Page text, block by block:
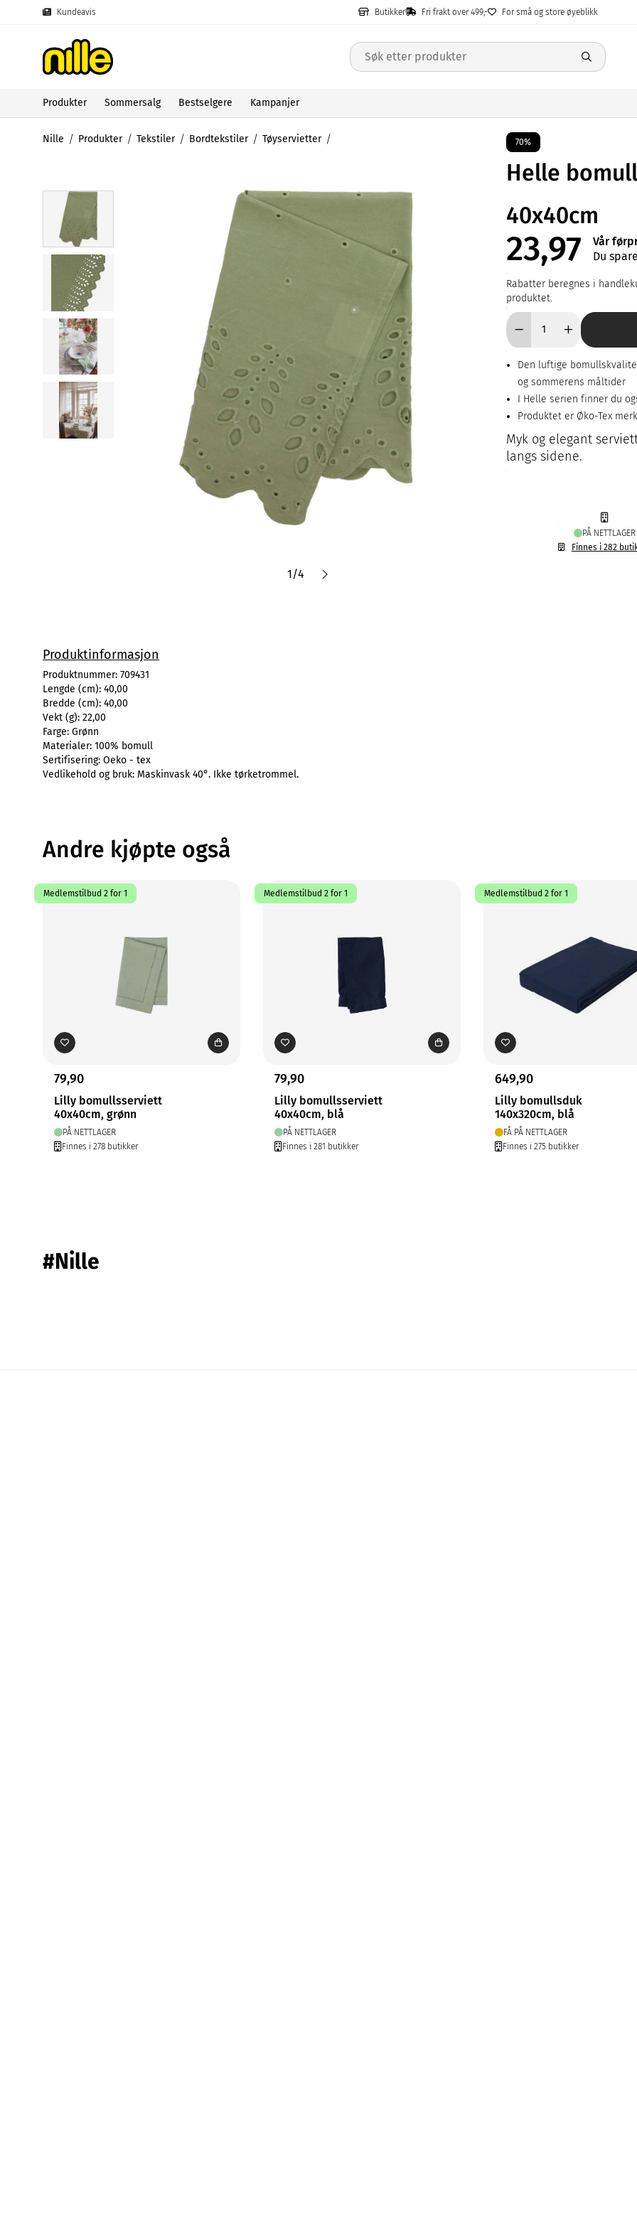
Kundeavis Butikker Fri frakt over 499,- For små og store øyeblikk
Produkter Sommersalg Bestselgere Kampanjer
Nille Produkter Tekstiler Bordtekstiler Tøyservietter
1/4
70%
Helle
40x40cm
23,97
Vår
Du
Rabatter beregnes i
produktet.
Den luftige
og sommerens måltider
I Helle serien finner du
Produktet er Øko-Tex
Myk og elegant
langs sidene.
PÅ NETTLAGER
Finnes i 282
Produktinformasjon
Produktnummer: 709431
Lengde (cm): 40,00
Bredde (cm): 40,00
Vekt (g): 22,00
Farge: Grønn
Materialer: 100% bomull
Sertifisering: Oeko - tex
Vedlikehold og bruk: Maskinvask 40°. Ikke tørketrommel.
Andre kjøpte også
Medlemstilbud 2 for 1
79,90
Lilly bomullsserviett
40x40cm, grønn
PÅ NETTLAGER
Finnes i 278 butikker
Medlemstilbud 2 for 1
79,90
Lilly bomullsserviett
40x40cm, blå
PÅ NETTLAGER
Finnes i 281 butikker
Medlemstilbud 2 for 1
649,90
Lilly bomullsduk
140x320cm, blå
FÅ PÅ NETTLAGER
Finnes i 275 butikker
#Nille